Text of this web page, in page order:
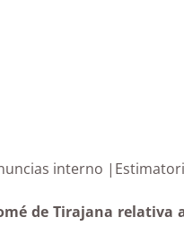
denuncias interno
de Tirajana relativa